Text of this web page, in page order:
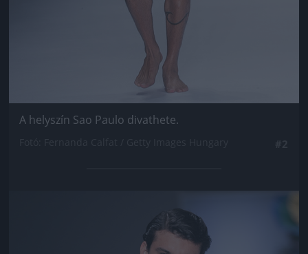
A helyszín Sao Paulo divathete.
Jön még kép!